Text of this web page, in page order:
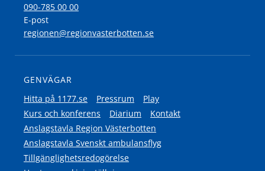
090-785 00 00
E-post
regionen@regionvasterbotten.se
GENVÄGAR
Hitta på 1177.se
Pressrum
Play
Kurs och konferens
Diarium
Kontakt
Anslagstavla Region Västerbotten
Anslagstavla Svenskt ambulansflyg
Tillgänglighetsredogörelse